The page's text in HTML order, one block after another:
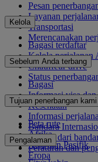
Pesan
Layanan
Transportasi
Merencanakan
Kelola
Bagasi terdaftar
Kelola perjalanan
Chauffeur drive
Status
Sebelum Anda terbang
Bagasi
Informasi visa dan
Kesehatan
Informasi
Bandara
Ke dan dari
Peraturan dan
Tujuan penerbangan kami
Peta rute
Afrika
Asia dan Pasifik
Eropa
Pengalaman